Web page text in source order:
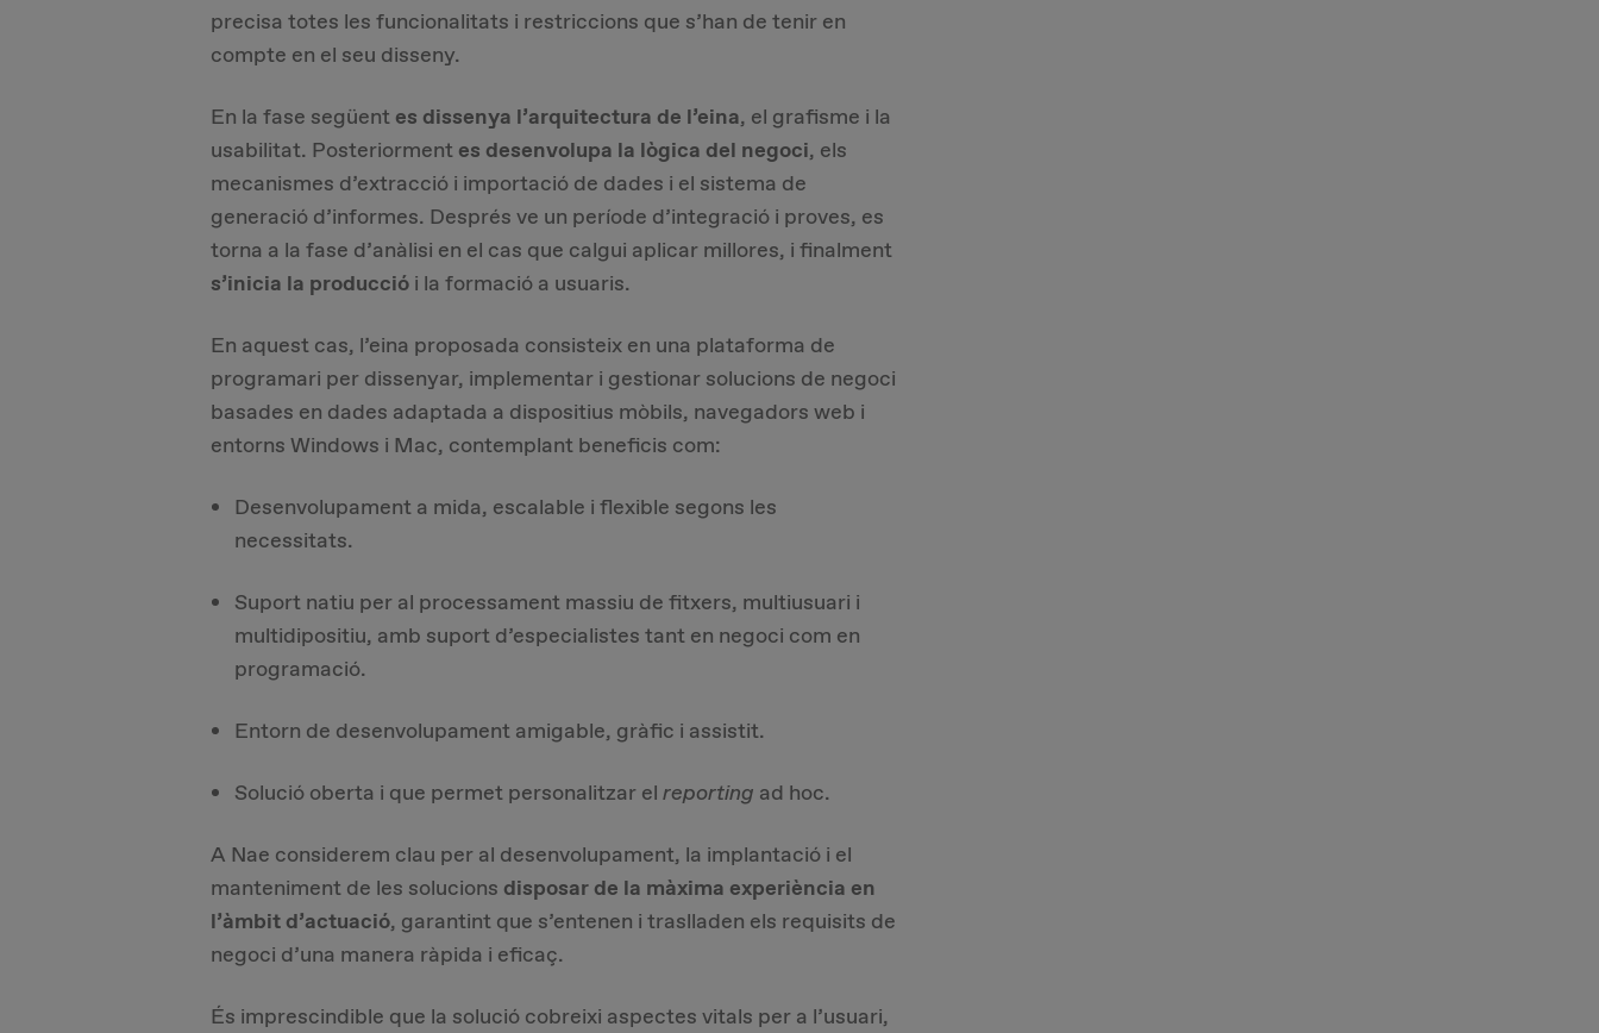
precisa totes les funcionalitats i restriccions que s’han de tenir en
compte en el seu disseny.
En la fase següent es dissenya l’arquitectura de l’eina, el grafisme i la
usabilitat. Posteriorment es desenvolupa la lògica del negoci, els
mecanismes d’extracció i importació de dades i el sistema de
generació d’informes. Després ve un període d’integració i proves, es
torna a la fase d’anàlisi en el cas que calgui aplicar millores, i finalment
s’inicia la producció i la formació a usuaris.
En aquest cas, l’eina proposada consisteix en una plataforma de
programari per dissenyar, implementar i gestionar solucions de negoci
basades en dades adaptada a dispositius mòbils, navegadors web i
entorns Windows i Mac, contemplant beneficis com:
Desenvolupament a mida, escalable i flexible segons les
necessitats.
Suport natiu per al processament massiu de fitxers, multiusuari i
multidipositiu, amb suport d’especialistes tant en negoci com en
programació.
Entorn de desenvolupament amigable, gràfic i assistit.
Solució oberta i que permet personalitzar elreporting ad hoc.
A Nae considerem clau per al desenvolupament, la implantació i el
manteniment de les solucions disposar de la màxima experiència en
l’àmbit d’actuació, garantint que s’entenen i traslladen els requisits de
negoci d’una manera ràpida i eficaç.
És imprescindible que la solució cobreixi aspectes vitals per a l’usuari,